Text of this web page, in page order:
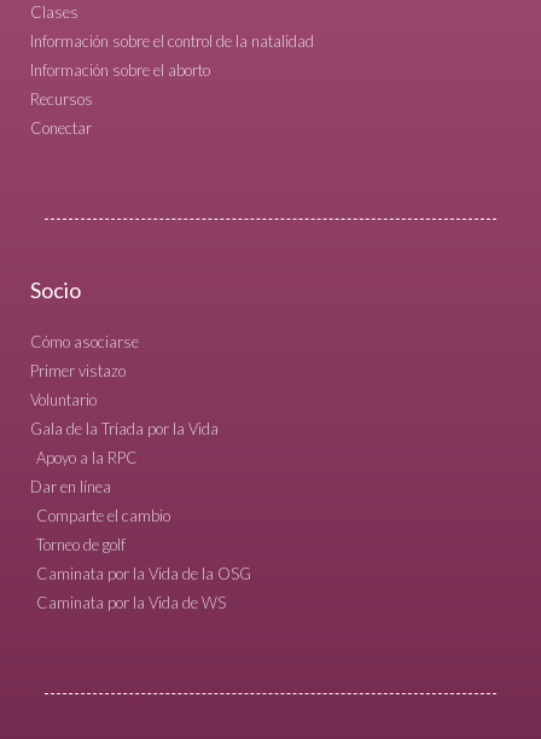
Clases
Información sobre el control de la natalidad
Información sobre el aborto
Recursos
Conectar
Socio
Cómo asociarse
Primer vistazo
Voluntario
Gala de la Tríada por la Vida
Apoyo a la RPC
Dar en línea
Comparte el cambio
Torneo de golf
Caminata por la Vida de la OSG
Caminata por la Vida de WS